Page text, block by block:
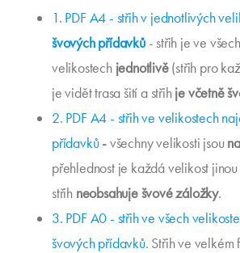
1. PDF A4 - střih v jednotlivých
švových přídavků- střih je ve všech
velikostech jednotlivě(střih pro
je vidět trasa šití a střihje včetně
2. PDF A4 - střih ve velikostech
přídavků-všechny velikosti jsou
přehlednost je každá velikost
střih neobsahuje švové záložky.
3. PDF A0 - střih ve všech
švových přídavků. Střih ve velkém